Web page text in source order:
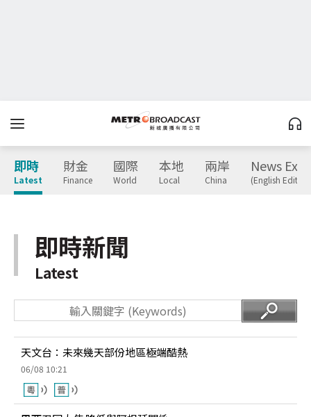
即時
Latest
財金
Finance
國際
World
本地
Local
兩岸
China
News
(English
即時新聞
Latest
天文台：未來幾天部份地區極端酷熱
06/08 10:21